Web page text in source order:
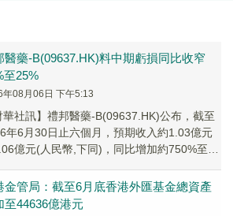
醫藥-B(09637.HK)料中期虧損同比收窄
至25%
年08月06日 下午5:13
華社訊】禮邦醫藥-B(09637.HK)公布，截至
年6月30日止六個月，預期收入約1.03億元
億元(人民幣,下同)，同比增加約750%至
金管局：截至6月底香港外匯基金總資產
至44636億港元